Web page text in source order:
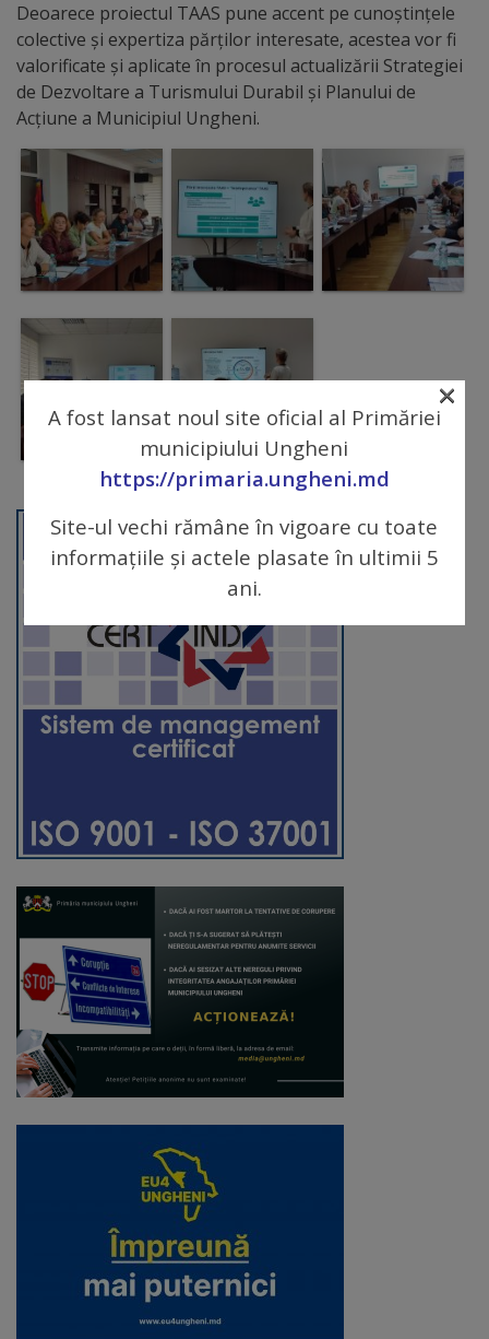
Sportivi
de
performanță
Orașul
în
imagini
Galerie
Galerii
Administrație
Primărie
Viceprimari
Organigrama
primăriei
Regulamentul
funcționare
Integritate
și
calitate
Consiliul
Municipal
Secretar
Consilieri
Deoarece proiectul TAAS pune accent pe cunoștințele
colective și expertiza părților interesate, acestea vor fi
valorificate și aplicate în procesul actualizării Strategiei
de Dezvoltare a Turismului Durabil și Planului de
Acțiune a Municipiul Ungheni.
A fost lansat noul site oficial al Primăriei
municipiului Ungheni
https://primaria.ungheni.md
Site-ul vechi rămâne în vigoare cu toate
informațiile și actele plasate în ultimii 5
ani.
×